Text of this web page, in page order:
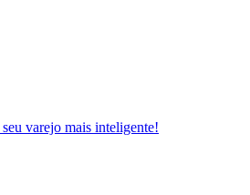
varejo mais inteligente!